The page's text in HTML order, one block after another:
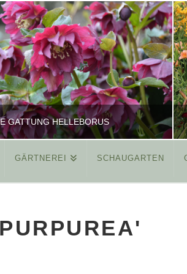
GATTUNG HELLEBORUS
REINHARD
MÄRZ 26, 2015
GÄRTNEREI SCHAUGARTEN